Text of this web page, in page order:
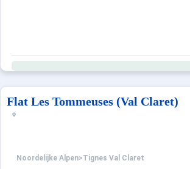
Flat Les Tommeuses (Val Claret)
Noordelijke Alpen>Tignes Val Claret